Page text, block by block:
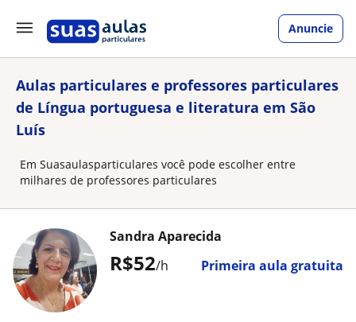
Anuncie
Aulas particulares e professores particulares
de Língua portuguesa e literatura em São
Luís
Em Suasaulasparticulares você pode escolher entre
milhares de professores particulares
R$52/h Primeira aula gratuita
Sandra Aparecida